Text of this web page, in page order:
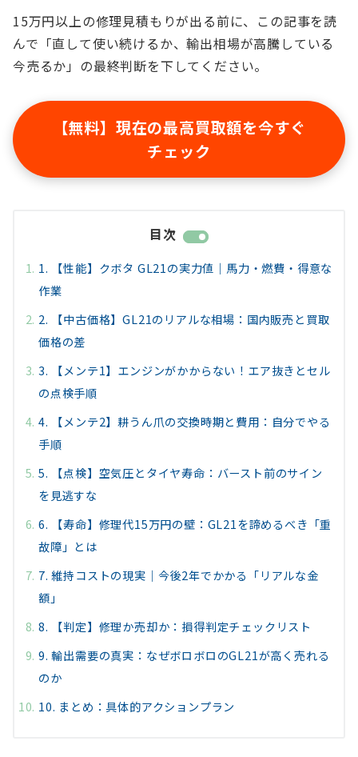
15万円以上の修理見積もりが出る前に、この記事を読
んで「直して使い続けるか、輸出相場が高騰している
今売るか」の最終判断を下してください。
【無料】現在の最高買取額を今すぐ
チェック
目次
1. 【性能】クボタ GL21の実力値｜馬力・燃費・得意な
作業
2. 【中古価格】GL21のリアルな相場：国内販売と買取
価格の差
3. 【メンテ1】エンジンがかからない！エア抜きとセル
の点検手順
4. 【メンテ2】耕うん爪の交換時期と費用：自分でやる
手順
5. 【点検】空気圧とタイヤ寿命：バースト前のサイン
を見逃すな
6. 【寿命】修理代15万円の壁：GL21を諦めるべき「重
故障」とは
7. 維持コストの現実｜今後2年でかかる「リアルな金
額」
8. 【判定】修理か売却か：損得判定チェックリスト
9. 輸出需要の真実：なぜボロボロのGL21が高く売れる
のか
10. まとめ：具体的アクションプラン